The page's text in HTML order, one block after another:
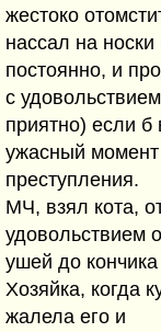
жестоко
нассал на
постоянно, и
с
приятно) если б
ужасный момент
преступления.
МЧ, взял кота,
удовольствием
ушей до кончика
Хозяйка, когда
жалела его и